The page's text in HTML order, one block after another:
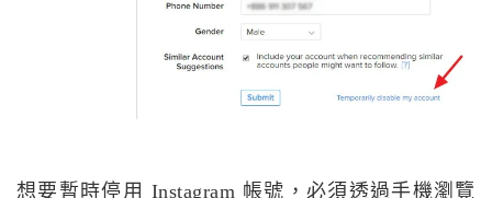
想要暫時停用 Instagram 帳號，必須透過手機瀏覽